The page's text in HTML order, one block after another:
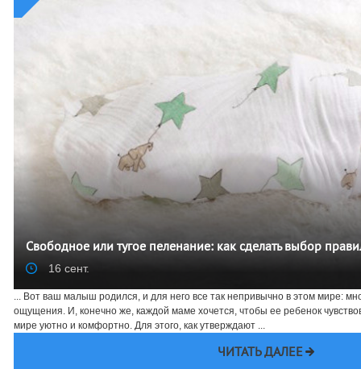
Свободное или тугое пеленание: как сделать выбор
16 сент.
... Вот ваш малыш родился, и для него все так непривычно в этом мире:
ощущения. И, конечно же, каждой маме хочется, чтобы ее ребенок
мире уютно и комфортно. Для этого, как утверждают ...
ЧИТАТЬ ДАЛЕЕ